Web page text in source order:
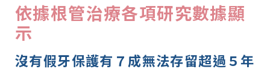
依據根管治療各項研究數據顯
示
沒有假牙保護有７成無法存留超過５年